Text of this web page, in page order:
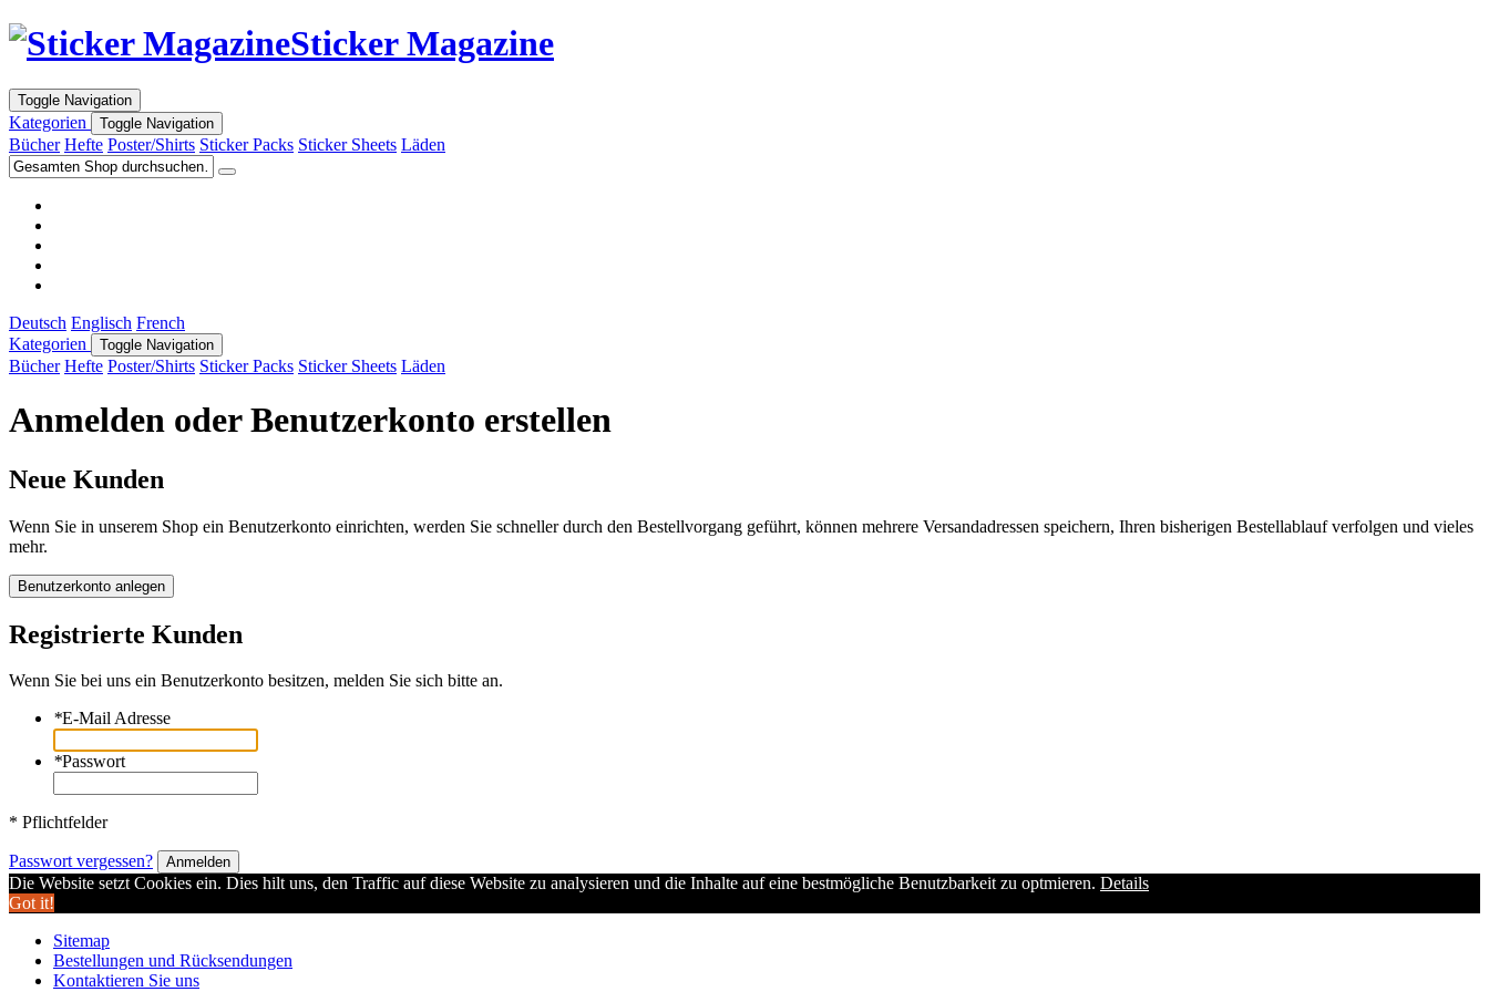
Sticker Magazine
Toggle Navigation
Kategorien Toggle Navigation
Bücher Hefte Poster/Shirts Sticker Packs Sticker Sheets Läden
Deutsch Englisch French
Kategorien
Toggle Navigation
Bücher Hefte Poster/Shirts Sticker Packs Sticker Sheets Läden
Anmelden oder Benutzerkonto erstellen
Neue Kunden
Wenn Sie in unserem Shop ein Benutzerkonto einrichten, werden Sie schneller durch den Bestellvorgang geführt, können mehrere Versandadressen speichern, Ihren bisherigen Bestellablauf verfolgen und vieles
mehr.
Benutzerkonto anlegen
Registrierte Kunden
Wenn Sie bei uns ein Benutzerkonto besitzen, melden Sie sich bitte an.
*E-Mail Adresse
*Passwort
* Pflichtfelder
Passwort vergessen? Anmelden
Die Website setzt Cookies ein. Dies hilt uns, den Traffic auf diese Website zu analysieren und die Inhalte auf eine bestmögliche Benutzbarkeit zu optmieren. Details
Got it!
Sitemap
Bestellungen und Rücksendungen
Kontaktieren Sie uns